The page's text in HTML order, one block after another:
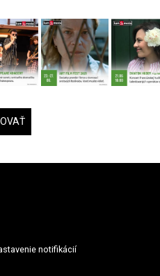
notifikácií